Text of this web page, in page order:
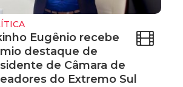
Eugênio recebe
destaque de
de Câmara de
do Extremo Sul